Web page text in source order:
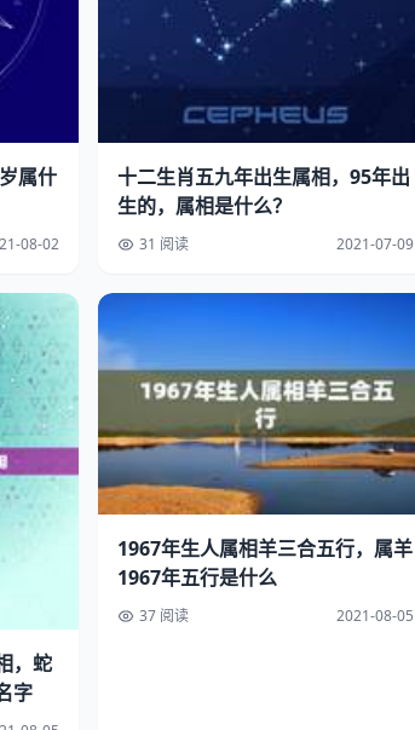
属什
08-02
十二生肖五九年出生属相，95年出
生的，属相是什么？
31 阅读 2021-07-09
，蛇
字
1967年生人属相羊三合五行，属羊
1967年五行是什么
37 阅读 2021-08-05